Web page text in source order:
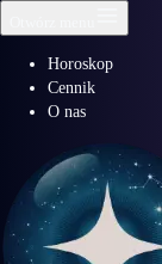
Horoskop
Cennik
O nas